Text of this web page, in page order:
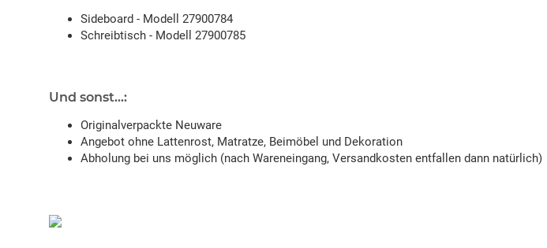
Sideboard - Modell 27900784
Schreibtisch - Modell 27900785
Und sonst...:
Originalverpackte Neuware
Angebot ohne Lattenrost, Matratze, Beimöbel und Dekoration
Abholung bei uns möglich (nach Wareneingang, Versandkosten entfallen dann natürlich)